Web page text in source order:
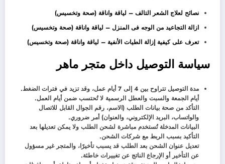
نصائح لعلاج الشعر التالف – لياقة واناقة (صحة وتخسيس)
ازالة التجاعيد من الوجه فى المنزل – لياقة واناقة (صحة وتخسيس)
تعرف على كيفية إزالة الطيات الأنفية – لياقة واناقة (صحة وتخسيس)
سياسة التوصيل داخل متجر ماهر
مدة التوصيل تتراوح بين 4 إلى 7 أيام عمل، وقد تزيد في فترات الضغط.
أيام الجمعة والسبت والعطل الرسمية لا تُحتسب ضمن أيام العمل.
التأكد من صحة بيانات الطلب (الاسم، رقم الجوال القابل للاتصال
والواتساب، البريد الإلكتروني، والعنوان) أمر ضروري.
البيانات المدخلة تُستخدم مباشرة لشحن الطلب ولا يمكن تعديلها بعد
التأكيد بسبب الربط مع شركات الشحن.
تعديل عنوان الشحن بعد الطلب قد يسبب تأخيرًا، والمتجر غير مسؤول
عن التأخير أو الإرجاع الناتج عن تغييرات خاطئة.